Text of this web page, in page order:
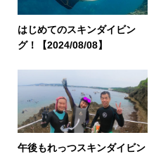
はじめてのスキンダイビン
グ！【2024/08/08】
午後もれっつスキンダイビン